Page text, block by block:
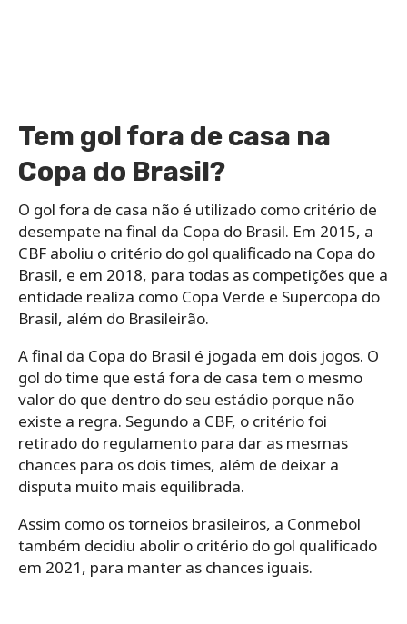
Tem gol fora de casa na
Copa do Brasil?
O gol fora de casa não é utilizado como critério de
desempate na final da Copa do Brasil. Em 2015, a
CBF aboliu o critério do gol qualificado na Copa do
Brasil, e em 2018, para todas as competições que a
entidade realiza como Copa Verde e Supercopa do
Brasil, além do Brasileirão.
A final da Copa do Brasil é jogada em dois jogos. O
gol do time que está fora de casa tem o mesmo
valor do que dentro do seu estádio porque não
existe a regra. Segundo a CBF, o critério foi
retirado do regulamento para dar as mesmas
chances para os dois times, além de deixar a
disputa muito mais equilibrada.
Assim como os torneios brasileiros, a Conmebol
também decidiu abolir o critério do gol qualificado
em 2021, para manter as chances iguais.